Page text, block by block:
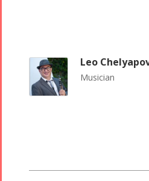
Leo
Musician